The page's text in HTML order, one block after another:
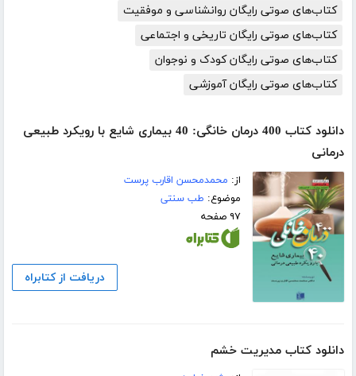
کتاب‌های صوتی رایگان روانشناسی و موفقیت
کتاب‌های صوتی رایگان تاریخی و اجتماعی
کتاب‌های صوتی رایگان کودک و نوجوان
کتاب‌های صوتی رایگان آموزشی
دانلود کتاب 400 درمان‌ خانگی: 40 بیماری شایع با رویکرد طبیعی
درمانی
از: محمدمحسن اقارب پرست
موضوع: طب سنتی
۹۷ صفحه
دریافت از کتابراه
دانلود کتاب مدیریت خشم